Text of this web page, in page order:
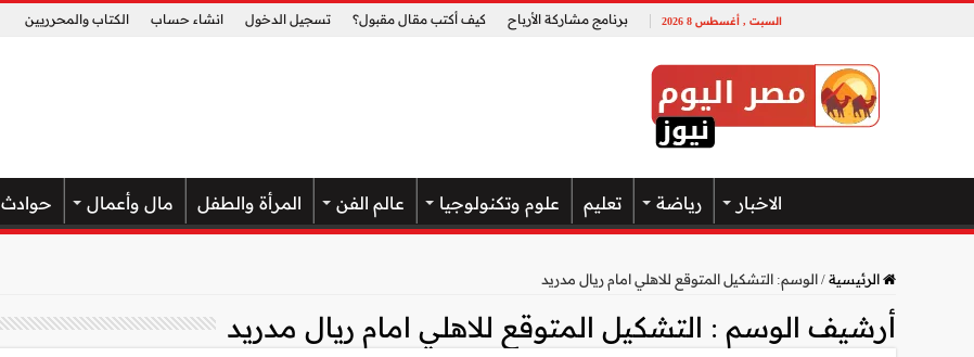
السبت , أغسطس 8 2026 برنامج مشاركة الأرباح كيف أكتب مقال مقبول؟ تسجيل الدخول انشاء حساب الكتاب والمحرريين
الاخبار رياضة تعليم علوم وتكنولوجيا عالم الفن المرأة والطفل مال وأعمال حوادث
الرئيسية/الوسم: التشكيل المتوقع للاهلي امام ريال مدريد
أرشيف الوسم : التشكيل المتوقع للاهلي امام ريال مدريد